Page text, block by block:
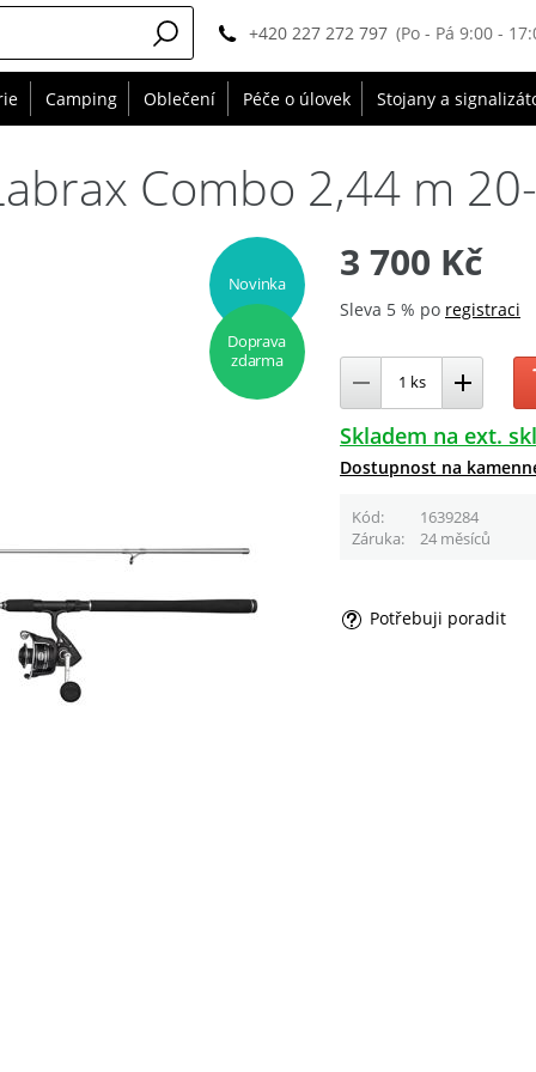
+420 227 272 797 (Po - Pá 9:00 -
Camping Oblečení Péče o úlovek Stojany a
Combo 2,44 m
Novinka
Doprava
zdarma
3 700 Kč
Sleva 5 % po registraci
Skladem na ext.
Dostupnost na
Kód
1639284
Záruka
24 měsíců
Potřebuji poradit